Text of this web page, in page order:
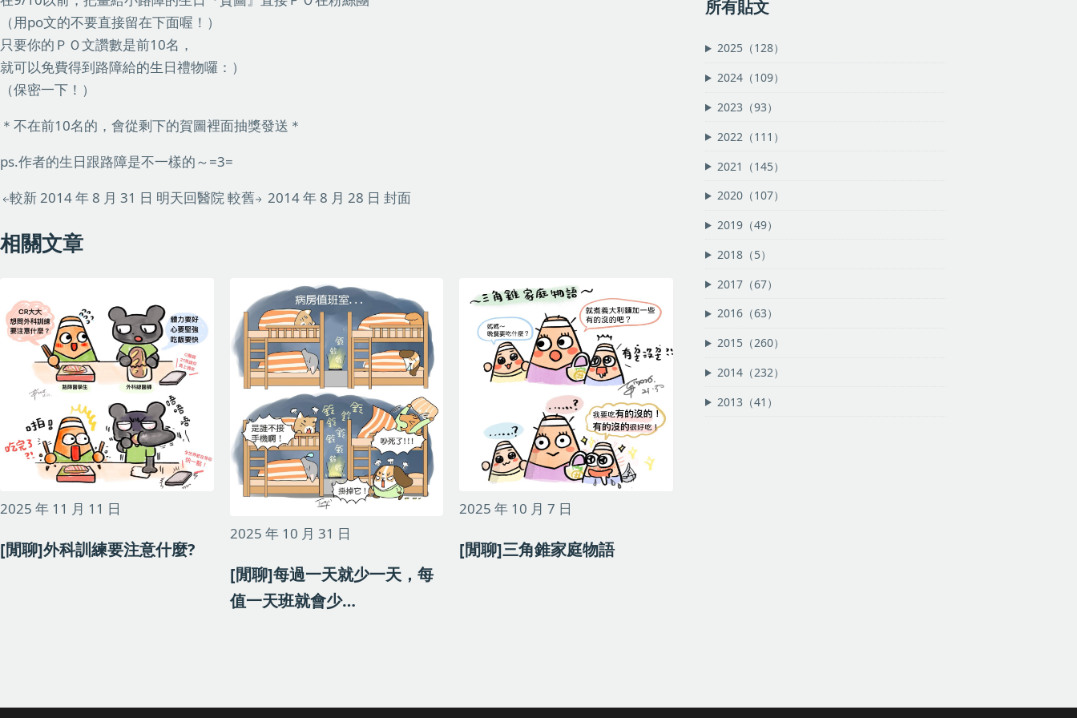
（用po文的不要直接留在下面喔！）
只要你的ＰＯ文讚數是前10名，
就可以免費得到路障給的生日禮物囉：）
（保密一下！）
＊不在前10名的，會從剩下的賀圖裡面抽獎發送＊
ps.作者的生日跟路障是不一樣的～=3=
較新2014 年 8 月 31 日 明天回醫院較舊 2014 年 8 月 28 日 封面
相關文章
2025 年 11 月 11 日
[閒聊]外科訓練要注意什麼?
2025 年 10 月 31 日
[閒聊]每過一天就少一天，每
值一天班就會少…
2025 年 10 月 7 日
[閒聊]三角錐家庭物語
所有貼文
2025（128）
2024（109）
2023（93）
2022（111）
2021（145）
2020（107）
2019（49）
2018（5）
2017（67）
2016（63）
2015（260）
2014（232）
2013（41）